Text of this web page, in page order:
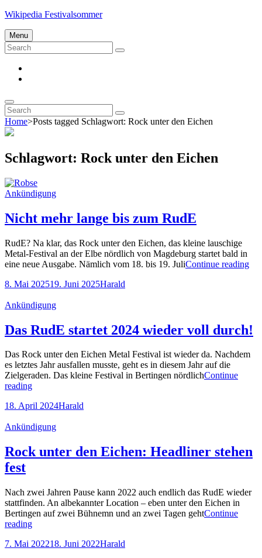
Skip
content
Wikipedia Festivalsommer
Menu
Search
for:
Search
Search
Search
for:
Search
Home>Posts tagged Schlagwort: Rock unter den Eichen
Schlagwort: Rock unter den Eichen
Cat
Ankündigung
Nicht mehr lange bis zum RudE
RudE? Na klar, das Rock unter den Eichen, das kleine lauschige
Metal-Festival an der Elbe nördlich von Magdeburg startet bald in
eine neue Ausgabe. Nämlich vom 18. bis 19. JuliContinue reading
Posted-
8. Mai 202519. Juni 2025By
Byline
Harald
Cat
Ankündigung
Das RudE startet 2024 wieder voll durch!
Das Rock unter den Eichen Metal Festival ist wieder da. Nachdem
es letztes Jahr ausfallen musste, geht es in diesem Jahr auf die
Zielgeraden. Das kleine Festival in Bertingen nördlichContinue
readingDas
startet
wieder
durch!
Posted-
18. April 2024By
Byline
Harald
Cat
Ankündigung
Rock unter den Eichen: Headliner stehen
fest
Nach zwei Jahren Pause kann 2022 auch endlich das RudE wieder
stattfinden. An albekannter Location – eben unter den Eichen in
Bertingen auf zwei Bühnemn und an zwei Tagen gehtContinue
readingRock
den
Posted-
7. Mai 202218. Juni 2022By
Byline
Harald